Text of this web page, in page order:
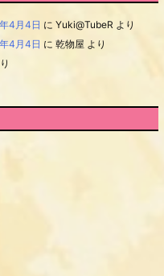
4月4日 に Yuki@TubeR より
4月4日 に 乾物屋 より